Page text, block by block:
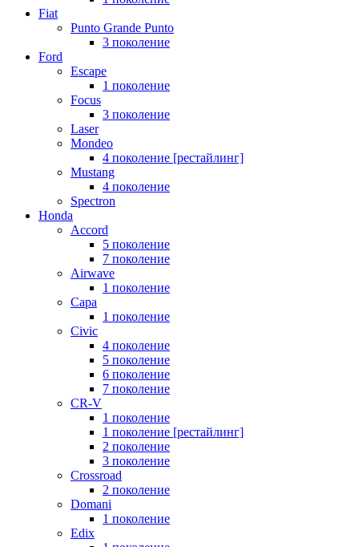
Fiat
Punto Grande Punto
3 поколение
Ford
Escape
1 поколение
Focus
3 поколение
Laser
Mondeo
4 поколение [рестайлинг]
Mustang
4 поколение
Spectron
Honda
Accord
5 поколение
7 поколение
Airwave
1 поколение
Capa
1 поколение
Civic
4 поколение
5 поколение
6 поколение
7 поколение
CR-V
1 поколение
1 поколение [рестайлинг]
2 поколение
3 поколение
Crossroad
2 поколение
Domani
1 поколение
Edix